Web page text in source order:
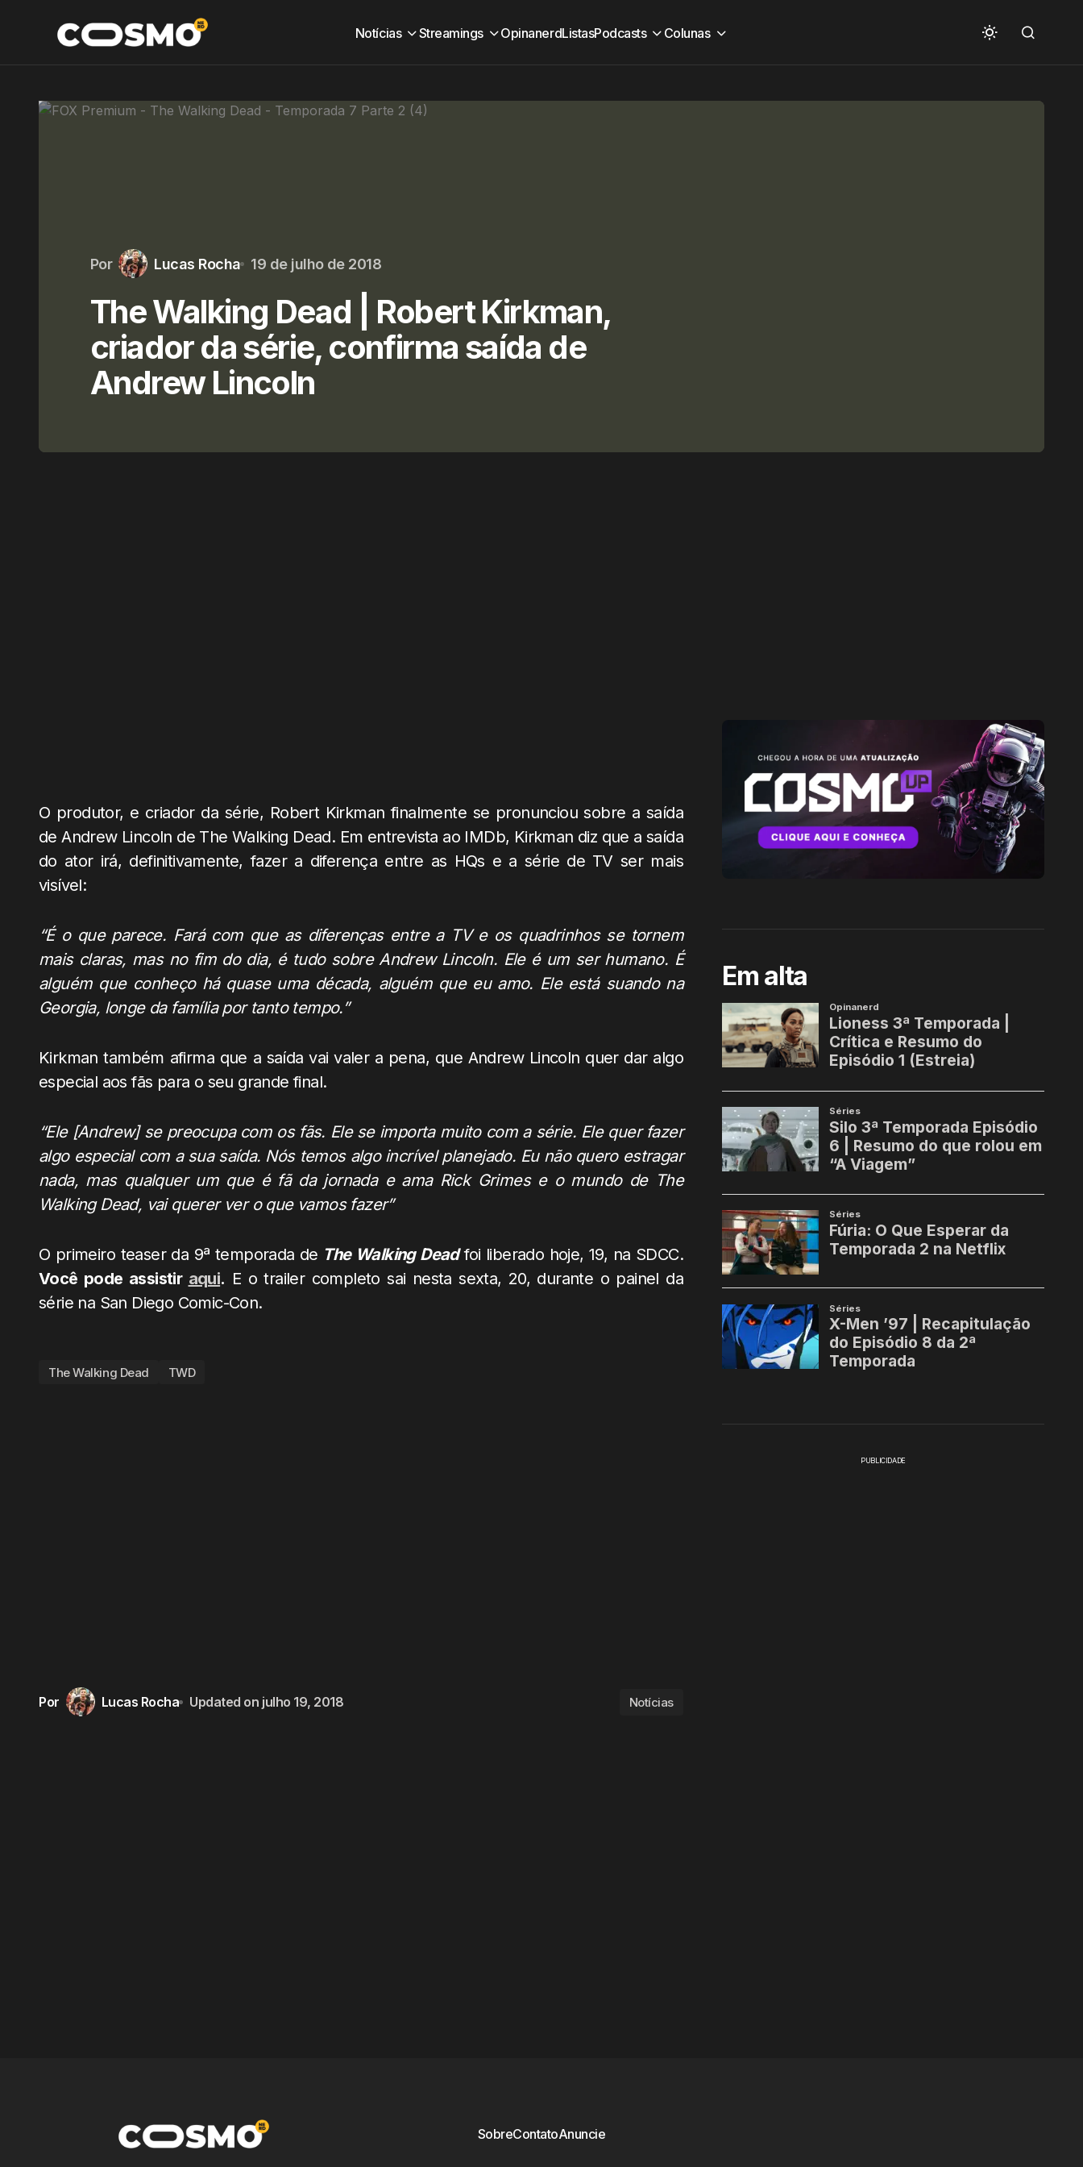
Notícias Streamings OpinanerdListasPodcasts Colunas
Por Lucas Rocha 19 de julho de 2018
The Walking Dead | Robert Kirkman,
criador da série, confirma saída de
Andrew Lincoln
O produtor, e criador da série, Robert Kirkman finalmente se pronunciou sobre a saída
de Andrew Lincoln de The Walking Dead. Em entrevista ao IMDb, Kirkman diz que a saída
do ator irá, definitivamente, fazer a diferença entre as HQs e a série de TV ser mais
visível:
“É o que parece. Fará com que as diferenças entre a TV e os quadrinhos se tornem
mais claras, mas no fim do dia, é tudo sobre Andrew Lincoln. Ele é um ser humano. É
alguém que conheço há quase uma década, alguém que eu amo. Ele está suando na
Georgia, longe da família por tanto tempo.”
Kirkman também afirma que a saída vai valer a pena, que Andrew Lincoln quer dar algo
especial aos fãs para o seu grande final.
“Ele [Andrew] se preocupa com os fãs. Ele se importa muito com a série. Ele quer fazer
algo especial com a sua saída. Nós temos algo incrível planejado. Eu não quero estragar
nada, mas qualquer um que é fã da jornada e ama Rick Grimes e o mundo de The
Walking Dead, vai querer ver o que vamos fazer”
O primeiro teaser da 9ª temporada de The Walking Deadfoi liberado hoje, 19, na SDCC.
Você pode assistir aqui. E o trailer completo sai nesta sexta, 20, durante o painel da
série na San Diego Comic-Con.
The Walking Dead TWD
Por Lucas Rocha Updated on julho 19, 2018 Notícias
Em alta
PUBLICIDADE
SobreContatoAnuncie